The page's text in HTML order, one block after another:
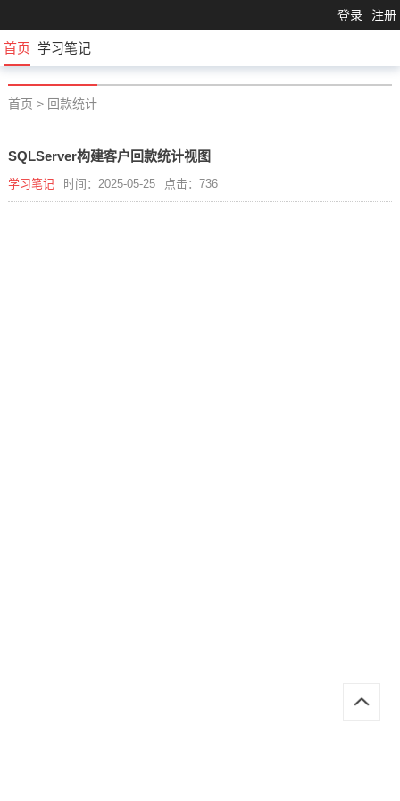
登录 注册
首页 学习笔记
首页 > 回款统计
SQLServer构建客户回款统计视图
学习笔记 时间：2025-05-25 点击：736